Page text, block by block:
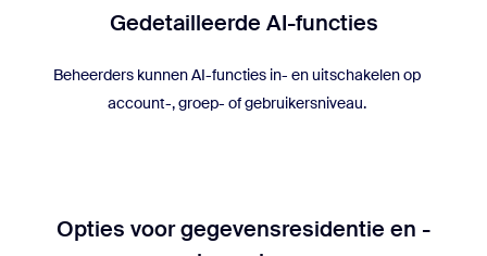
Gedetailleerde AI-functies
Beheerders kunnen AI-functies in- en uitschakelen op
account-, groep- of gebruikersniveau.
Opties voor gegevensresidentie en -